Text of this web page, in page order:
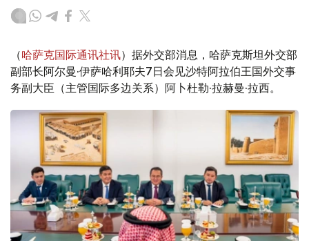
（哈萨克国际通讯社讯）据外交部消息，哈萨克斯坦外交部
副部长阿尔曼·伊萨哈利耶夫7日会见沙特阿拉伯王国外交事
务副大臣（主管国际多边关系）阿卜杜勒·拉赫曼·拉西。